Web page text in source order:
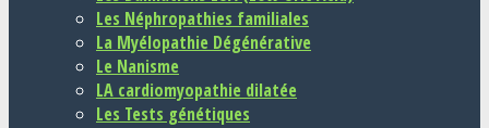
Les Néphropathies familiales
La Myélopathie Dégénérative
Le Nanisme
LA cardiomyopathie dilatée
Les Tests génétiques